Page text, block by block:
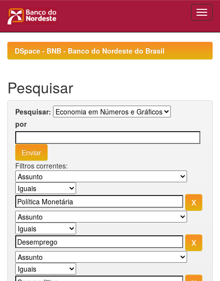
navigationDSpace - BNB - Banco do Nordeste do Brasil
Pesquisar
Pesquisar:
por
Filtros correntes: